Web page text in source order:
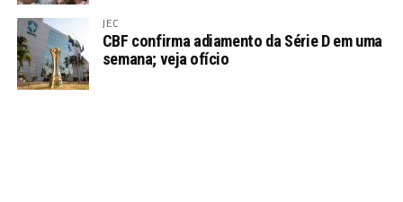
JEC
CBF confirma adiamento da Série D em uma
semana; veja ofício